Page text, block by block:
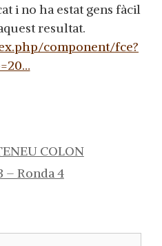
i no ha estat gens fàcil
resultat.
component/fce?
COLON
– Ronda 4